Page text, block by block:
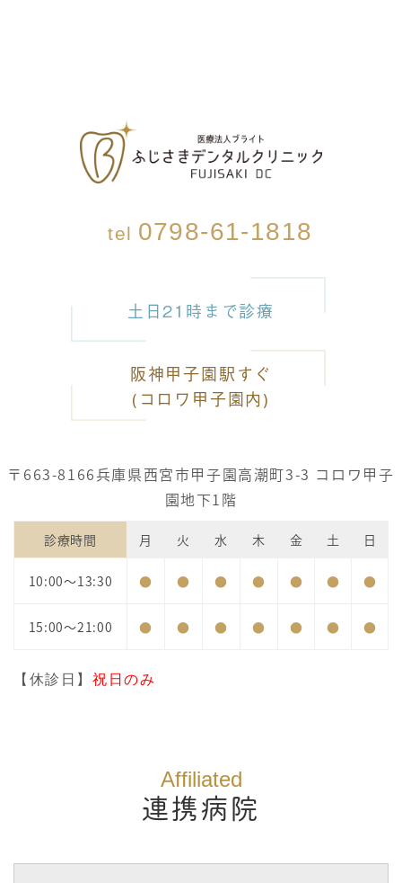
tel 0798-61-1818
土日21時まで診療
阪神甲子園駅すぐ
(コロワ甲子園内)
〒663-8166兵庫県西宮市甲子園高潮町3-3 コロワ甲子
園地下1階
診療時間 月 火 水 木 金 土 日
10:00～13:30 ● ● ● ● ● ● ●
15:00～21:00 ● ● ● ● ● ● ●
【休診日】 祝日のみ
Affiliated
連携病院